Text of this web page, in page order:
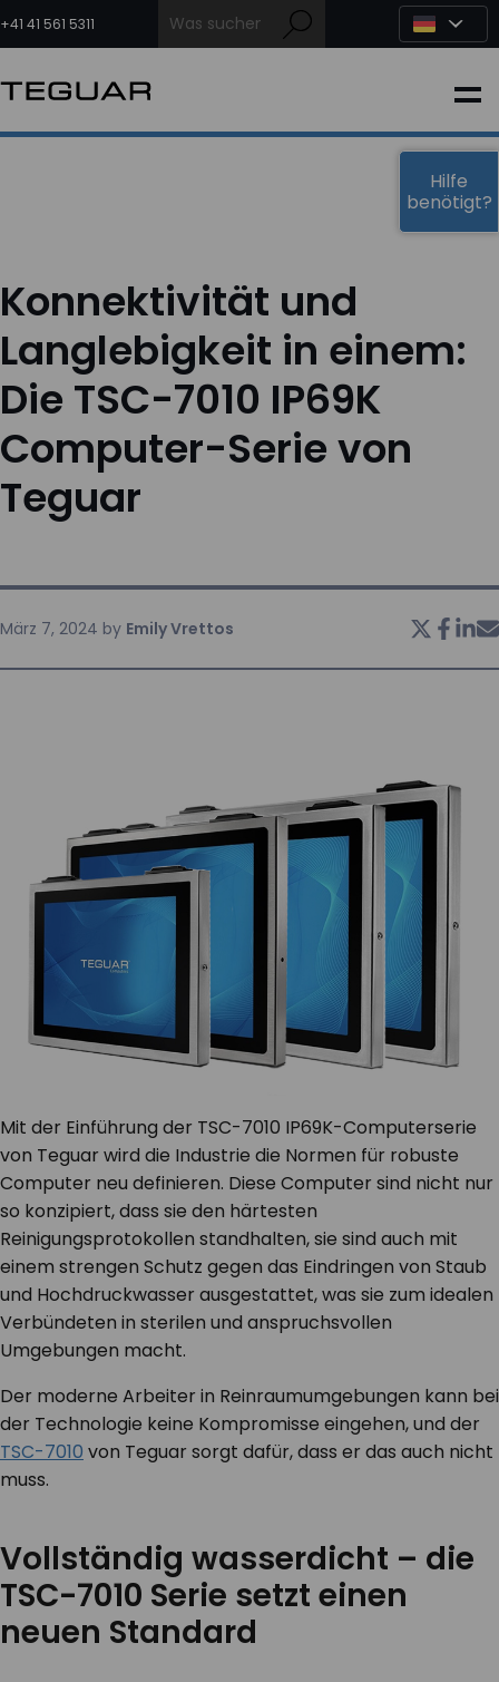
Inhalt
springen
+41 41 561 5311
INDUSTRIE
OEM LÖSUNGEN
PARTNER
DIENSTLEISTUNGEN & SUPPORT
Konnektivität und
Langlebigkeit in einem:
Die TSC-7010 IP69K
Computer-Serie von
Teguar
März 7, 2024 by Emily Vrettos
Mit der Einführung der TSC-7010 IP69K-Computerserie
von Teguar wird die Industrie die Normen für robuste
Computer neu definieren. Diese Computer sind nicht nur
so konzipiert, dass sie den härtesten
Reinigungsprotokollen standhalten, sie sind auch mit
einem strengen Schutz gegen das Eindringen von Staub
und Hochdruckwasser ausgestattet, was sie zum idealen
Verbündeten in sterilen und anspruchsvollen
Umgebungen macht.
Der moderne Arbeiter in Reinraumumgebungen kann bei
der Technologie keine Kompromisse eingehen, und der
TSC-7010 von Teguar sorgt dafür, dass er das auch nicht
muss.
Vollständig wasserdicht – die
TSC-7010 Serie setzt einen
neuen Standard
Hilfe
benötigt?